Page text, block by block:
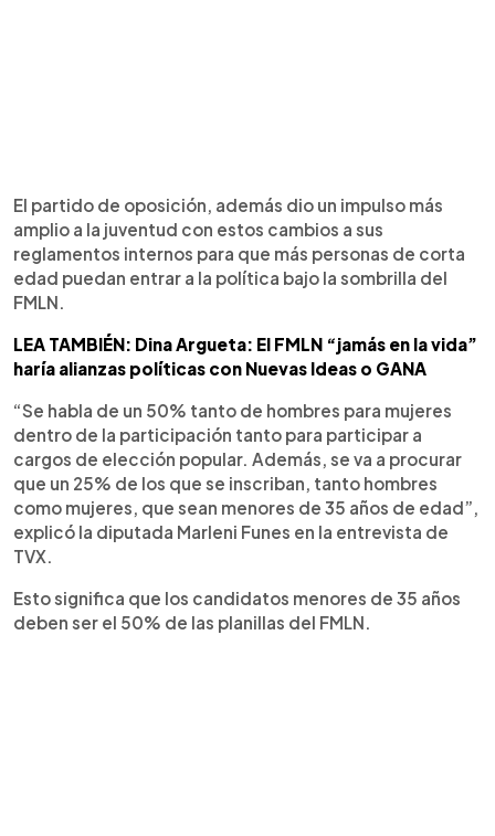
El partido de oposición, además dio un impulso más
amplio a la juventud con estos cambios a sus
reglamentos internos para que más personas de corta
edad puedan entrar a la política bajo la sombrilla del
FMLN.
LEA TAMBIÉN: Dina Argueta: El FMLN “jamás en la vida”
haría alianzas políticas con Nuevas Ideas o GANA
“Se habla de un 50% tanto de hombres para mujeres
dentro de la participación tanto para participar a
cargos de elección popular. Además, se va a procurar
que un 25% de los que se inscriban, tanto hombres
como mujeres, que sean menores de 35 años de edad”,
explicó la diputada Marleni Funes en la entrevista de
TVX.
Esto significa que los candidatos menores de 35 años
deben ser el 50% de las planillas del FMLN.